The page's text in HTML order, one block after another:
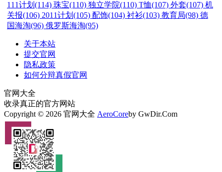
111计划(114) 珠宝(110) 独立学院(110) T恤(107) 外套(107) 机
关报(106) 2011计划(105) 配饰(104) 衬衫(103) 教育局(98) 德
国海淘(96) 俄罗斯海淘(95)
关于本站
提交官网
隐私政策
如何分辩真假官网
官网大全
收录真正的官方网站
Copyright © 2026 官网大全 AeroCoreby GwDir.Com